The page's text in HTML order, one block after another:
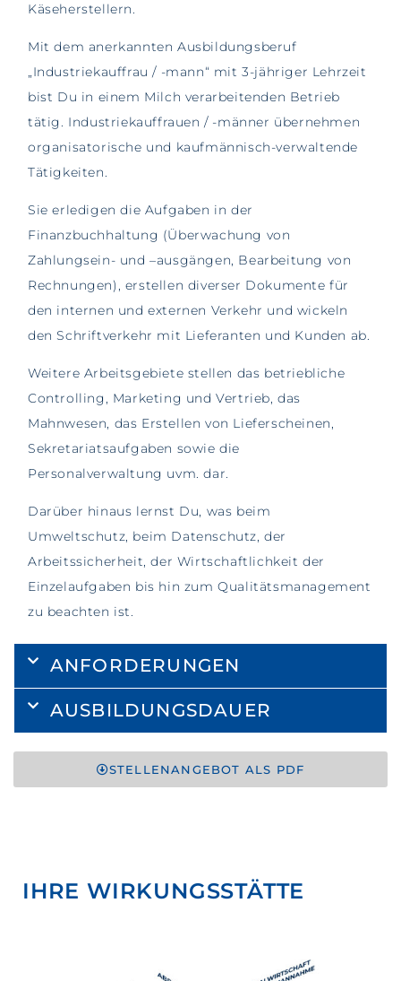
Käseherstellern.
Mit dem anerkannten Ausbildungsberuf
„Industriekauffrau / -mann“ mit 3-jähriger Lehrzeit
bist Du in einem Milch verarbeitenden Betrieb
tätig. Industriekauffrauen / -männer übernehmen
organisatorische und kaufmännisch-verwaltende
Tätigkeiten.
Sie erledigen die Aufgaben in der
Finanzbuchhaltung (Überwachung von
Zahlungsein- und –ausgängen, Bearbeitung von
Rechnungen), erstellen diverser Dokumente für
den internen und externen Verkehr und wickeln
den Schriftverkehr mit Lieferanten und Kunden ab.
Weitere Arbeitsgebiete stellen das betriebliche
Controlling, Marketing und Vertrieb, das
Mahnwesen, das Erstellen von Lieferscheinen,
Sekretariatsaufgaben sowie die
Personalverwaltung uvm. dar.
Darüber hinaus lernst Du, was beim
Umweltschutz, beim Datenschutz, der
Arbeitssicherheit, der Wirtschaftlichkeit der
Einzelaufgaben bis hin zum Qualitätsmanagement
zu beachten ist.
ANFORDERUNGEN
AUSBILDUNGSDAUER
STELLENANGEBOT ALS PDF
IHRE WIRKUNGSSTÄTTE